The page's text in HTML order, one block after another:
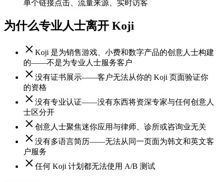
单个链接点击、流量来源、实时访客
为什么专业人士离开 Koji
Koji 是为销售游戏、小费和数字产品的创意人士构建
的——不是为专业人士服务客户
没有证书展示——客户无法从你的 Koji 页面验证你
的资格
没有专业认证——没有东西将资深专家与任何创意人
士区分开
创意人士聚焦迷你应用与律师、诊所或咨询业无关
没有多语言简历——无法从同一页面为韩文和英文客
户服务
任何 Koji 计划都无法使用 A/B 测试